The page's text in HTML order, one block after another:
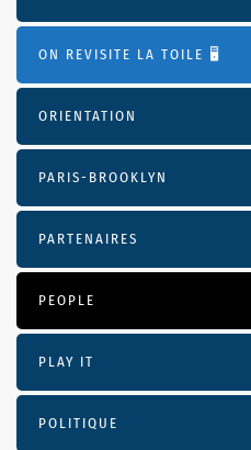
ON REVISITE LA TOILE 🖥️
ORIENTATION
PARIS-BROOKLYN
PARTENAIRES
PEOPLE
PLAY IT
POLITIQUE